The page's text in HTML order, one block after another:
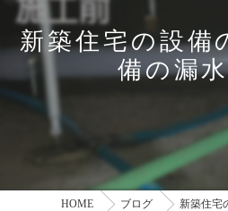
新築住宅の設備
備の漏
HOME ブログ 新築住宅